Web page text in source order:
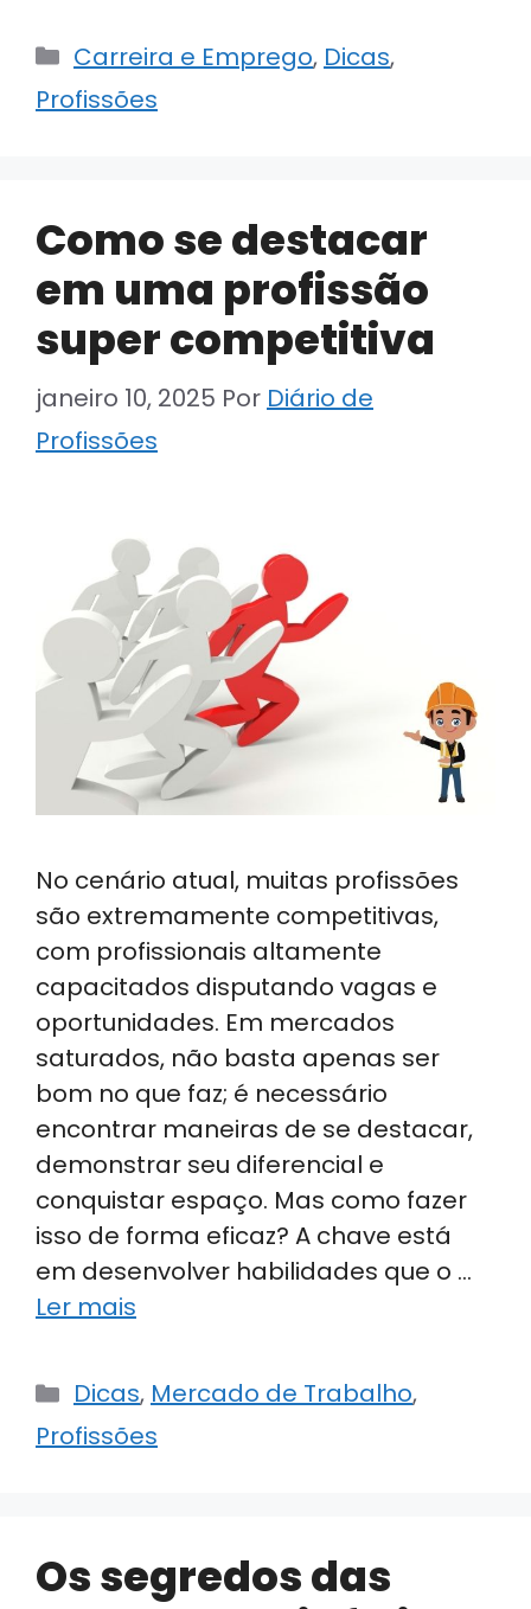
Categorias
Carreira e Emprego, Dicas,
Profissões
Como se destacar
em uma profissão
super competitiva
janeiro 10, 2025 Por Diário de
Profissões
No cenário atual, muitas profissões
são extremamente competitivas,
com profissionais altamente
capacitados disputando vagas e
oportunidades. Em mercados
saturados, não basta apenas ser
bom no que faz; é necessário
encontrar maneiras de se destacar,
demonstrar seu diferencial e
conquistar espaço. Mas como fazer
isso de forma eficaz? A chave está
em desenvolver habilidades que o …
Ler mais
Categorias
Dicas, Mercado de Trabalho,
Profissões
Os segredos das